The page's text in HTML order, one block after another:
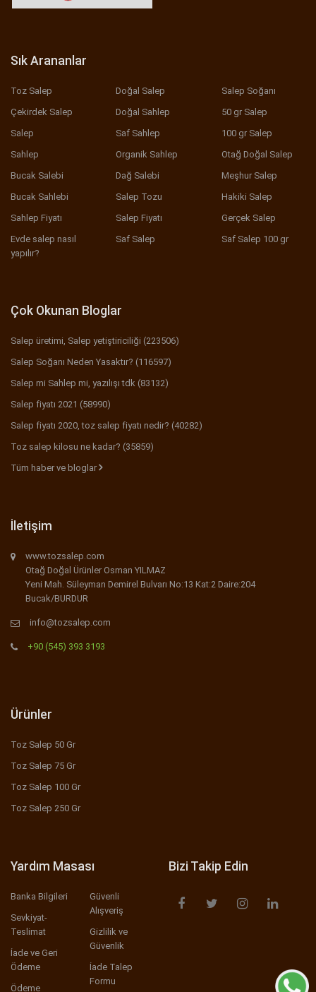
Sık Arananlar
Toz Salep
Çekirdek Salep
Salep
Sahlep
Bucak Salebi
Bucak Sahlebi
Sahlep Fiyatı
Evde salep nasıl
yapılır?
Doğal Salep
Doğal Sahlep
Saf Sahlep
Organik Sahlep
Dağ Salebi
Salep Tozu
Salep Fiyatı
Saf Salep
Salep Soğanı
50 gr Salep
100 gr Salep
Otağ Doğal Salep
Meşhur Salep
Hakiki Salep
Gerçek Salep
Saf Salep 100 gr
Çok Okunan Bloglar
Salep üretimi, Salep yetiştiriciliği (223506)
Salep Soğanı Neden Yasaktır? (116597)
Salep mi Sahlep mi, yazılışı tdk (83132)
Salep fiyatı 2021 (58990)
Salep fiyatı 2020, toz salep fiyatı nedir? (40282)
Toz salep kilosu ne kadar? (35859)
Tüm haber ve bloglar
İletişim
www.tozsalep.com
Otağ Doğal Ürünler Osman YILMAZ
Yeni Mah. Süleyman Demirel Bulvarı No:13 Kat:2 Daire:204
Bucak/BURDUR
info@tozsalep.com
+90 (545) 393 3193
Ürünler
Toz Salep 50 Gr
Toz Salep 75 Gr
Toz Salep 100 Gr
Toz Salep 250 Gr
Yardım Masası
Banka Bilgileri
Sevkiyat-
Teslimat
İade ve Geri
Ödeme
Ödeme
Güvenli
Alışveriş
Gizlilik ve
Güvenlik
İade Talep
Formu
Bizi Takip Edin